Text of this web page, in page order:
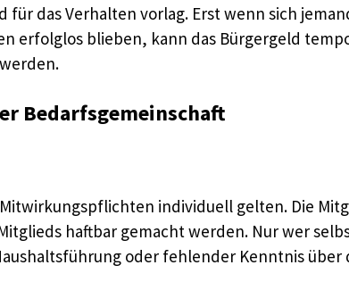
das Verhalten vorlag. Erst wenn sich
erfolglos blieben, kann das Bürgergeld
Bedarfsgemeinschaft
Mitwirkungspflichten individuell gelten. Die
haftbar gemacht werden. Nur wer
oder fehlender Kenntnis